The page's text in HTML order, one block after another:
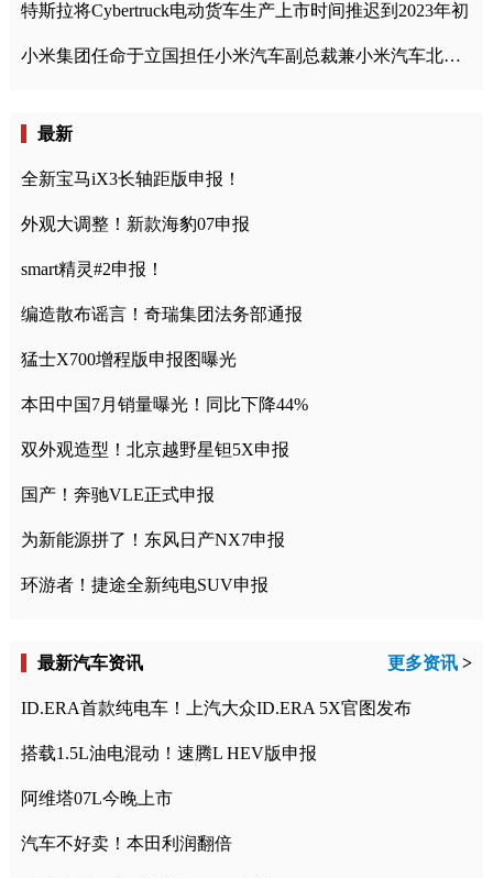
特斯拉将Cybertruck电动货车生产上市时间推迟到2023年初
小米集团任命于立国担任小米汽车副总裁兼小米汽车北京总部政委
最新
全新宝马iX3长轴距版申报！
外观大调整！新款海豹07申报
smart精灵#2申报！
编造散布谣言！奇瑞集团法务部通报
猛士X700增程版申报图曝光
本田中国7月销量曝光！同比下降44%
双外观造型！北京越野星钽5X申报
国产！奔驰VLE正式申报
为新能源拼了！东风日产NX7申报
环游者！捷途全新纯电SUV申报
最新汽车资讯 更多资讯 >
ID.ERA首款纯电车！上汽大众ID.ERA 5X官图发布
搭载1.5L油电混动！速腾L HEV版申报
阿维塔07L今晚上市
汽车不好卖！本田利润翻倍